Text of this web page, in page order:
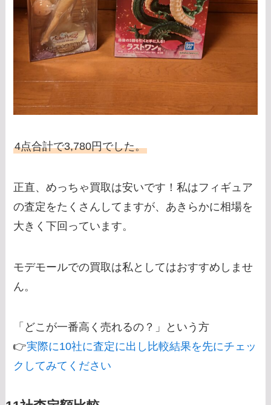
4点合計で3,780円でした。
正直、めっちゃ買取は安いです！私はフィギュア
の査定をたくさんしてますが、あきらかに相場を
大きく下回っています。
モデモールでの買取は私としてはおすすめしませ
ん。
「どこが一番高く売れるの？」という方
👉実際に10社に査定に出し比較結果を先にチェッ
クしてみてください